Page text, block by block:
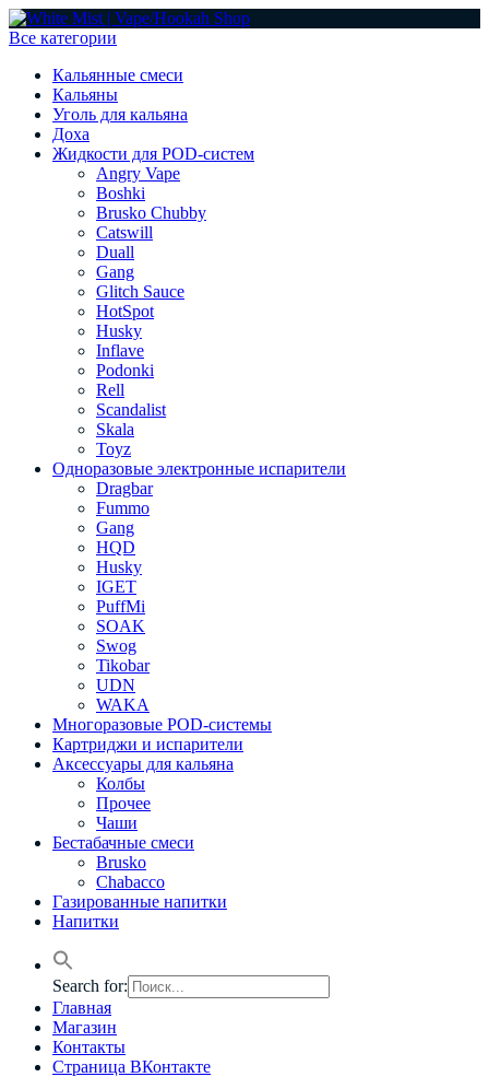
Все категории
Кальянные смеси
Кальяны
Уголь для кальяна
Доха
Жидкости для POD-систем
Angry Vape
Boshki
Brusko Chubby
Catswill
Duall
Gang
Glitch Sauce
HotSpot
Husky
Inflave
Podonki
Rell
Scandalist
Skala
Toyz
Одноразовые электронные испарители
Dragbar
Fummo
Gang
HQD
Husky
IGET
PuffMi
SOAK
Swog
Tikobar
UDN
WAKA
Многоразовые POD-системы
Картриджи и испарители
Аксессуары для кальяна
Колбы
Прочее
Чаши
Бестабачные смеси
Brusko
Chabacco
Газированные напитки
Напитки
Search for:
Главная
Магазин
Контакты
Страница ВКонтакте